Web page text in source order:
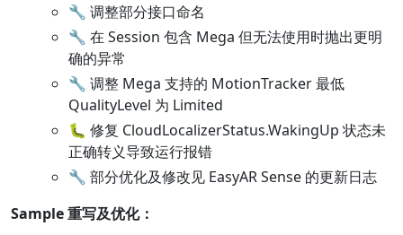
🔧 调整部分接口命名
🔧 在 Session 包含 Mega 但无法使用时抛出更明
确的异常
🔧 调整 Mega 支持的 MotionTracker 最低
QualityLevel 为 Limited
🐛 修复 CloudLocalizerStatus.WakingUp 状态未
正确转义导致运行报错
🔧 部分优化及修改见 EasyAR Sense 的更新日志
Sample 重写及优化：